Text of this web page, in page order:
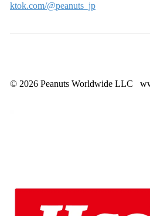
ktok.com/@peanuts_jp
© 2026 Peanuts Worldwide LLC